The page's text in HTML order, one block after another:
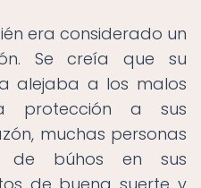
era considerado un
Se creía que su
alejaba a los malos
protección a sus
muchas personas
de búhos en sus